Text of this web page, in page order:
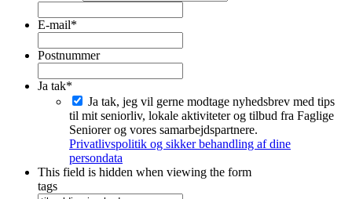
E-mail*
Postnummer
Ja tak*
Ja tak, jeg vil gerne modtage nyhedsbrev med tips
til mit seniorliv, lokale aktiviteter og tilbud fra Faglige
Seniorer og vores samarbejdspartnere.
Privatlivspolitik og sikker behandling af dine
persondata
This field is hidden when viewing the form
tags